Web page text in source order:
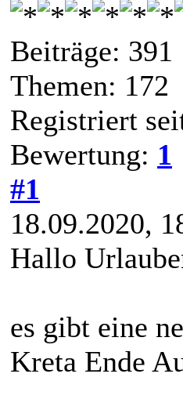
Beiträge: 391
Themen: 172
Registriert
Bewertung: 1
#1
18.09.2020,
Hallo
es gibt eine
Kreta Ende